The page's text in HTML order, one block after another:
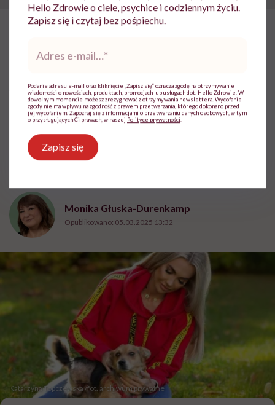
więzienia za zabicie psa ze
szczególnym okrucieństwem.
Jeden!” – mówi Katarzyna
Topczewska, adwokatka
walcząca o prawa zwierząt
Monika Głuska-Durenkamp
Opublikowano: 05.03.2025 13:32
Katarzyna Topczewska /fot. archiwum prywatne
Hello Zdrowie o ciele, psychice i codziennym życiu.
Zapisz się i czytaj bez pośpiechu.
mail*
Podanie adresu e-mail oraz kliknięcie „Zapisz się” oznacza zgodę na otrzymywanie
wiadomości o nowościach, produktach, promocjach lub usługach dot. Hello Zdrowie. W
dowolnym momencie możesz zrezygnować z otrzymywania newslettera. Wycofanie
zgody nie ma wpływu na zgodność z prawem przetwarzania, którego dokonano przed
jej wycofaniem. Zapoznaj się z informacjami o przetwarzaniu danych osobowych, w tym
o przysługujących Ci prawach, w naszej Polityce prywatności
Zapisz się